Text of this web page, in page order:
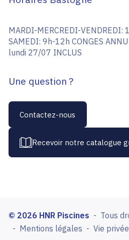
MARDI-MERCREDI-
SAMEDI: 9h-12h CONGES
lundi 27/07 INCLUS
Une question ?
Contactez-nous
Recevoir notre catalogue
© 2026 HNR Piscines
Tous
Mentions légales
Vie privée